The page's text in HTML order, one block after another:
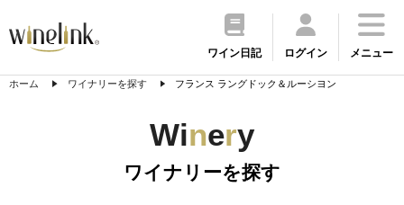
ワイン日記 ログイン メニュー
ホーム ワイナリーを探す フランス ラングドック＆ルーシヨン
Winery
ワイナリーを探す